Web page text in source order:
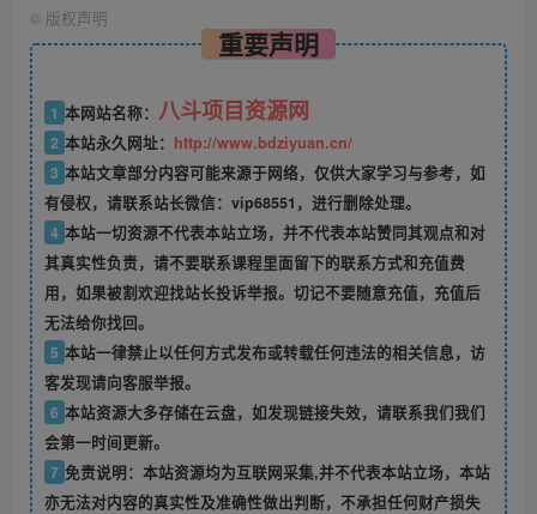
© 版权声明
重要声明
1 本网站名称： 八斗项目资源网
2 本站永久网址： http://www.bdziyuan.cn/
3 本站文章部分内容可能来源于网络，仅供大家学习与参考，如
有侵权，请联系站长微信：vip68551，进行删除处理。
4 本站一切资源不代表本站立场，并不代表本站赞同其观点和对
其真实性负责，请不要联系课程里面留下的联系方式和充值费
用，如果被割欢迎找站长投诉举报。切记不要随意充值，充值后
无法给你找回。
5 本站一律禁止以任何方式发布或转载任何违法的相关信息，访
客发现请向客服举报。
6 本站资源大多存储在云盘，如发现链接失效，请联系我们我们
会第一时间更新。
7 免责说明：本站资源均为互联网采集,并不代表本站立场，本站
亦无法对内容的真实性及准确性做出判断，不承担任何财产损失